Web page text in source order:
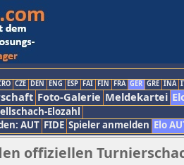
CZE DEN ENG ESP FAI FIN FRA GER GRE INA
Foto-Galerie Meldekartei
Elozahl
AUT FIDE Spieler anmelden Elo
offiziellen